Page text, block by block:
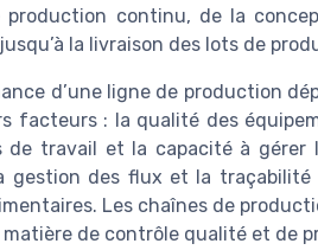
continu, de la
la livraison des lots de
d’une ligne de production
facteurs : la qualité des
de travail et la capacité à gérer
gestion des flux et la
Les chaînes de
de contrôle qualité et de